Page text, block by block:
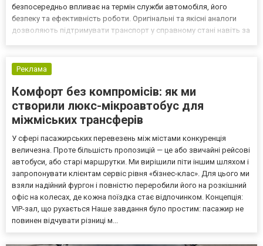
безпосередньо впливає на термін служби автомобіля, його
безпеку та ефективність роботи. Оригінальні та якісні аналоги
дозволяють підтримувати транспорт у справному стані навіть за
Реклама
Комфорт без компромісів: як ми
створили люкс-мікроавтобус для
міжміських трансферів
У сфері пасажирських перевезень між містами конкуренція
величезна. Проте більшість пропозицій — це або звичайні рейсові
автобуси, або старі маршрутки. Ми вирішили піти іншим шляхом і
запропонувати клієнтам сервіс рівня «бізнес-клас». Для цього ми
взяли надійний фургон і повністю переробили його на розкішний
офіс на колесах, де кожна поїздка стає відпочинком. Концепція:
VIP-зал, що рухається Наше завдання було простим: пасажир не
повинен відчувати різниці м...